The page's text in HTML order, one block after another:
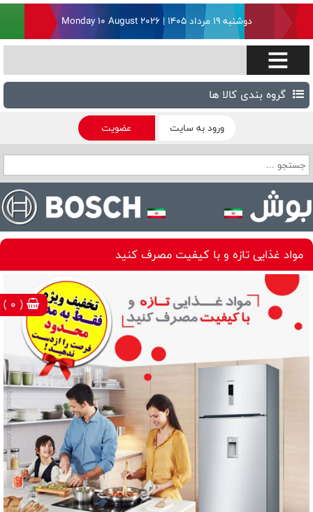
( 0 )
دوشنبه ۱۹ مرداد ۱۴۰۵ | Monday 10 August 2026
گروه بندی کالا ها
ورود به سایت عضویت
مواد غذایی تازه و با کیفیت مصرف کنید